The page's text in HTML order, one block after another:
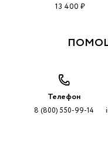
13 400 ₽
Телефон
8 (800) 550-99-14